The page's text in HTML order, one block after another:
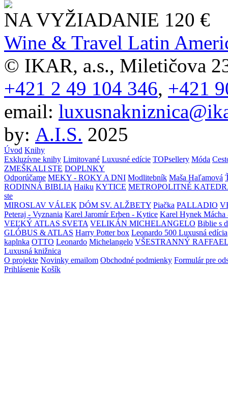
NA VYŽIADANIE 120 €
Wine & Travel Latin
© IKAR, a.s., Miletičova
+421 2 49 104 346, +421
email:
by: A.I.S. 2025
Úvod Knihy
Exkluzívne knihy Limitované Luxusné edície TOPsellery Móda
ZMEŠKALI STE DOPLNKY
Odporúčame MEKY - ROKY A DNI Modlitebník Maša Haľamová
RODINNÁ BIBLIA Haiku KYTICE METROPOLITNÉ
ste
MIROSLAV VÁLEK DÓM SV. ALŽBETY Piačka PALLADIO
Peteraj - Vyznania Karel Jaromír Erben - Kytice Karel Hynek Mácha
VEĽKÝ ATLAS SVETA VELIKÁN MICHELANGELO Biblie s
GLÓBUS & ATLAS Harry Potter box Leonardo 500 Luxusná edícia
kaplnka OTTO Leonardo Michelangelo VŠESTRANNÝ
Luxusná knižnica
O projekte Novinky emailom Obchodné podmienky Formulár pre
Prihlásenie Košík